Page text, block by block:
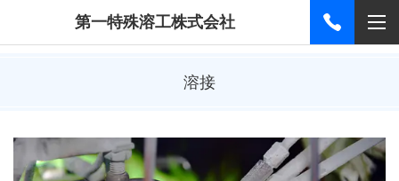
第一特殊溶工株式会社
溶接